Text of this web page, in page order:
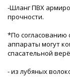
-Шланг ПВХ
прочности.
*По согласованию
аппараты могут
спасательной
- из лубяных